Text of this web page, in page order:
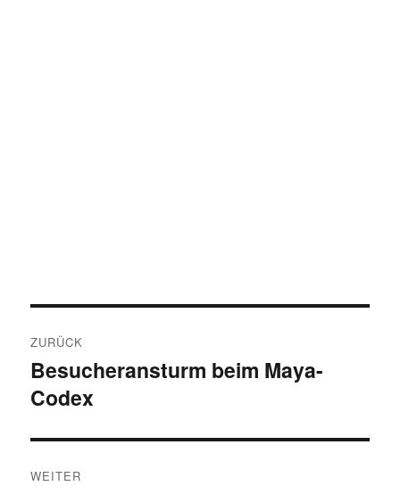
ZURÜCK
Vorheriger
Beitrag:
Besucheransturm beim Maya-
Codex
WEITER